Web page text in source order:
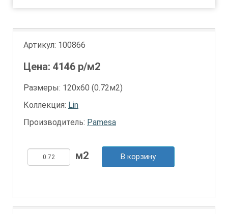
Артикул: 100866
Цена: 4146 р/м2
Размеры: 120х60 (0.72м2)
Коллекция: Lin
Производитель: Pamesa
В корзину